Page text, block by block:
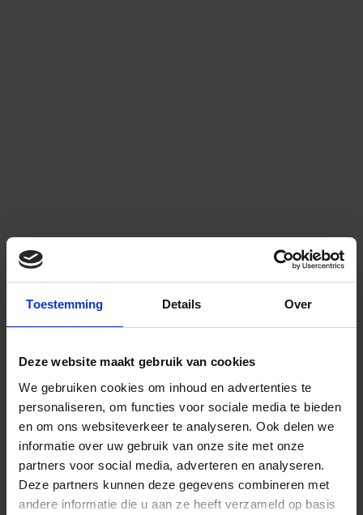
Toestemming Details Over
Deze website maakt gebruik van cookies
We gebruiken cookies om inhoud en advertenties te
personaliseren, om functies voor sociale media te bieden
en om ons websiteverkeer te analyseren. Ook delen we
informatie over uw gebruik van onze site met onze
partners voor social media, adverteren en analyseren.
Deze partners kunnen deze gegevens combineren met
andere informatie die u aan ze heeft verzameld op basis